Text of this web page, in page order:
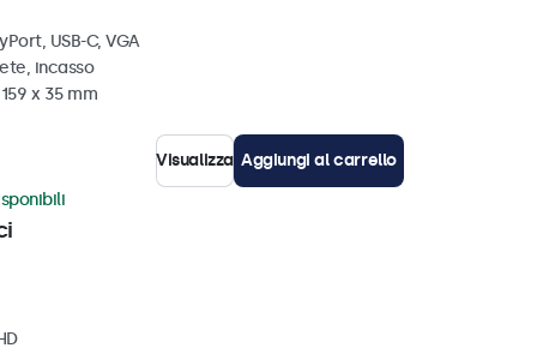
USB-C, VGA
incasso
x 35 mm
Visualizza Aggiungi al carrello